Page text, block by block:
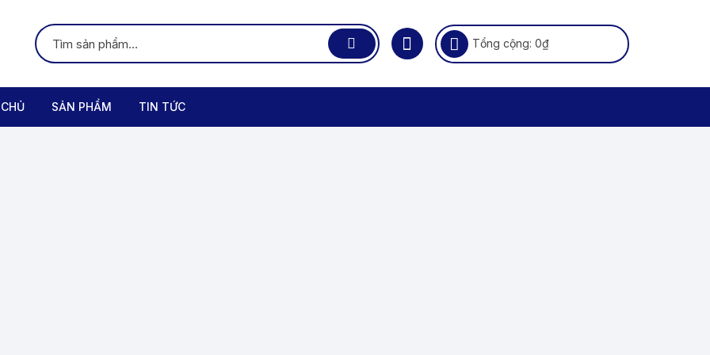
Tổng cộng: 0₫
SẢN PHẨM TIN TỨC